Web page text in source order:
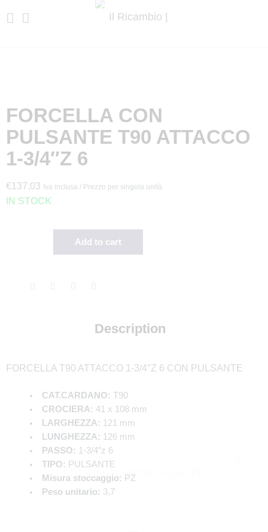
FORCELLA CON
PULSANTE T90 ATTACCO
1-3/4″Z 6
€137,03 Iva inclusa / Prezzo per singola unità
IN STOCK
Add to cart
Description
FORCELLA T90 ATTACCO 1-3/4″Z 6 CON PULSANTE
CAT.CARDANO: T90
CROCIERA: 41 x 108 mm
LARGHEZZA: 121 mm
LUNGHEZZA: 126 mm
PASSO: 1-3/4″z 6
TIPO: PULSANTE
Misura stoccaggio: PZ
Peso unitario: 3,7
Abbiamo un BONUS per TE!